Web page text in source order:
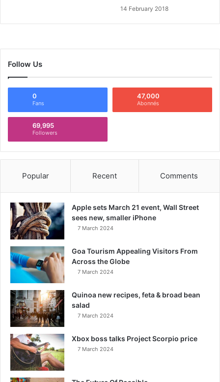
14 February 2018
Follow Us
0
Fans
47,000
Abonnés
69,995
Followers
Popular Recent Comments
Apple sets March 21 event, Wall Street
sees new, smaller iPhone
7 March 2024
Goa Tourism Appealing Visitors From
Across the Globe
7 March 2024
Quinoa new recipes, feta & broad bean
salad
7 March 2024
Xbox boss talks Project Scorpio price
7 March 2024